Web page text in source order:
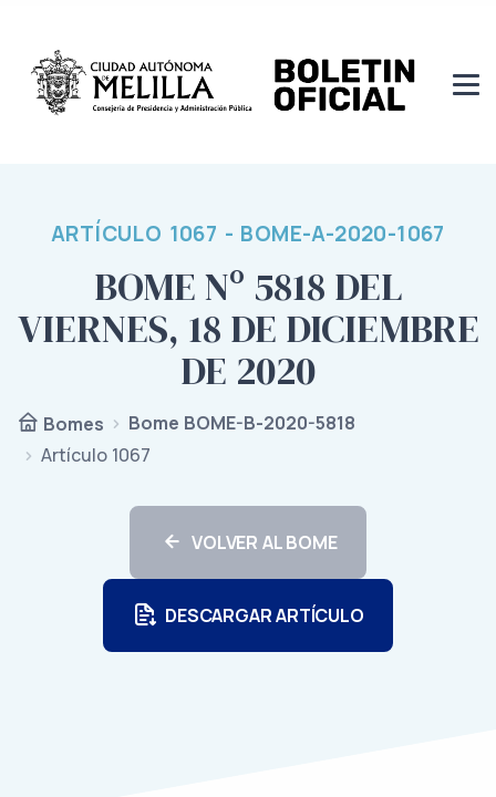
ARTÍCULO 1067 - BOME-A-2020-1067
BOME Nº 5818 DEL
VIERNES, 18 DE DICIEMBRE
DE 2020
Bomes
Bome BOME-B-2020-5818
Artículo 1067
VOLVER AL BOME
DESCARGAR ARTÍCULO